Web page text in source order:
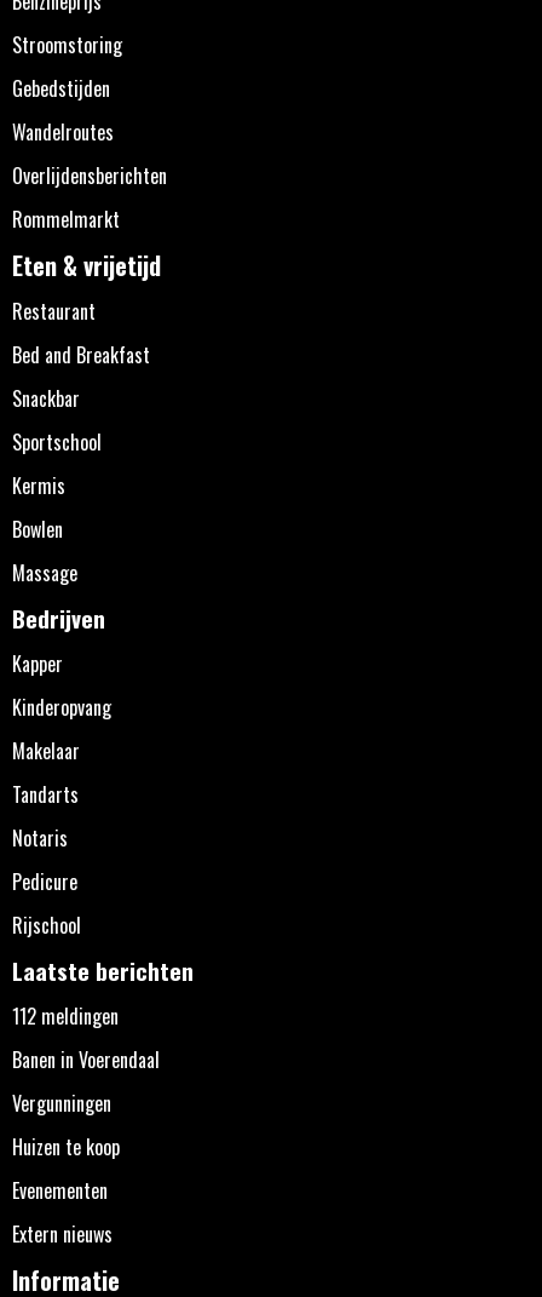
Stroomstoring
Gebedstijden
Wandelroutes
Overlijdensberichten
Rommelmarkt
Eten & vrijetijd
Restaurant
Bed and Breakfast
Snackbar
Sportschool
Kermis
Bowlen
Massage
Bedrijven
Kapper
Kinderopvang
Makelaar
Tandarts
Notaris
Pedicure
Rijschool
Laatste berichten
112 meldingen
Banen in Voerendaal
Vergunningen
Huizen te koop
Evenementen
Extern nieuws
Informatie